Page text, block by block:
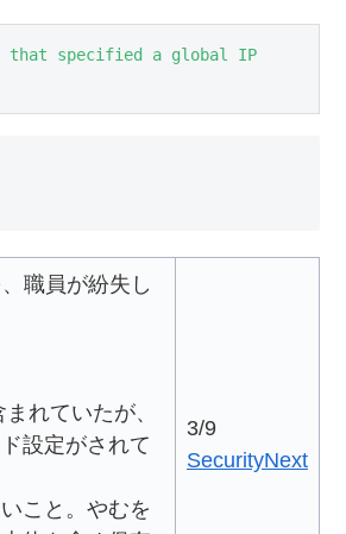
that specified a global IP
職員が紛失し
れていたが、
設定がされて
こと。やむを
3/9
SecurityNext